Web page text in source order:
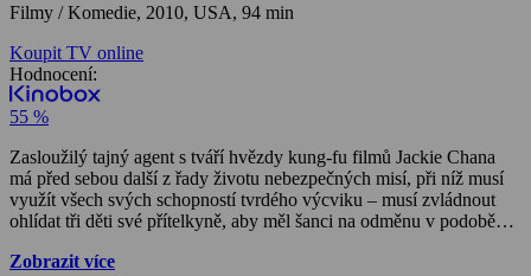
Filmy / Komedie, 2010, USA, 94 min
Koupit TV online
Hodnocení:
55 %
Zasloužilý tajný agent s tváří hvězdy kung-fu filmů Jackie Chana
má před sebou další z řady životu nebezpečných misí, při níž musí
využít všech svých schopností tvrdého výcviku – musí zvládnout
ohlídat tři děti své přítelkyně, aby měl šanci na odměnu v podobě
omylem stáhne z jeho počítače supertajná data, která z domu udělají
Zobrazit více